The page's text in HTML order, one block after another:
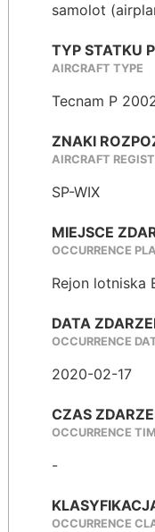
samolot
TYP STATKU
AIRCRAFT TYPE
Tecnam P
ZNAKI
AIRCRAFT
SP-WIX
MIEJSCE
OCCURRENCE
Rejon lotniska
DATA
OCCURRENCE
2020-02-17
CZAS
OCCURRENCE
-
OCCURRENCE